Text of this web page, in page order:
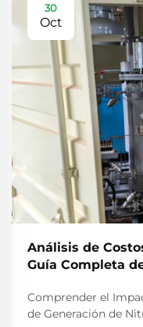
30
Oct
Análisis de
Guía Completa
Comprender el
de Generación de